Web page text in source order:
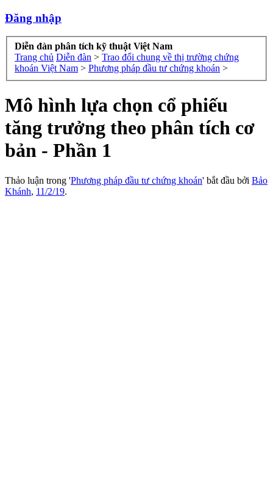
Đăng nhập
Diễn đàn phân tích kỹ thuật Việt Nam
Trang chủ Diễn đàn > Trao đổi chung về thị trường chứng
khoán Việt Nam > Phương pháp đầu tư chứng khoán >
Mô hình lựa chọn cổ phiếu
tăng trưởng theo phân tích cơ
bản - Phần 1
Thảo luận trong 'Phương pháp đầu tư chứng khoán' bắt đầu bởi Bảo
Khánh, 11/2/19.